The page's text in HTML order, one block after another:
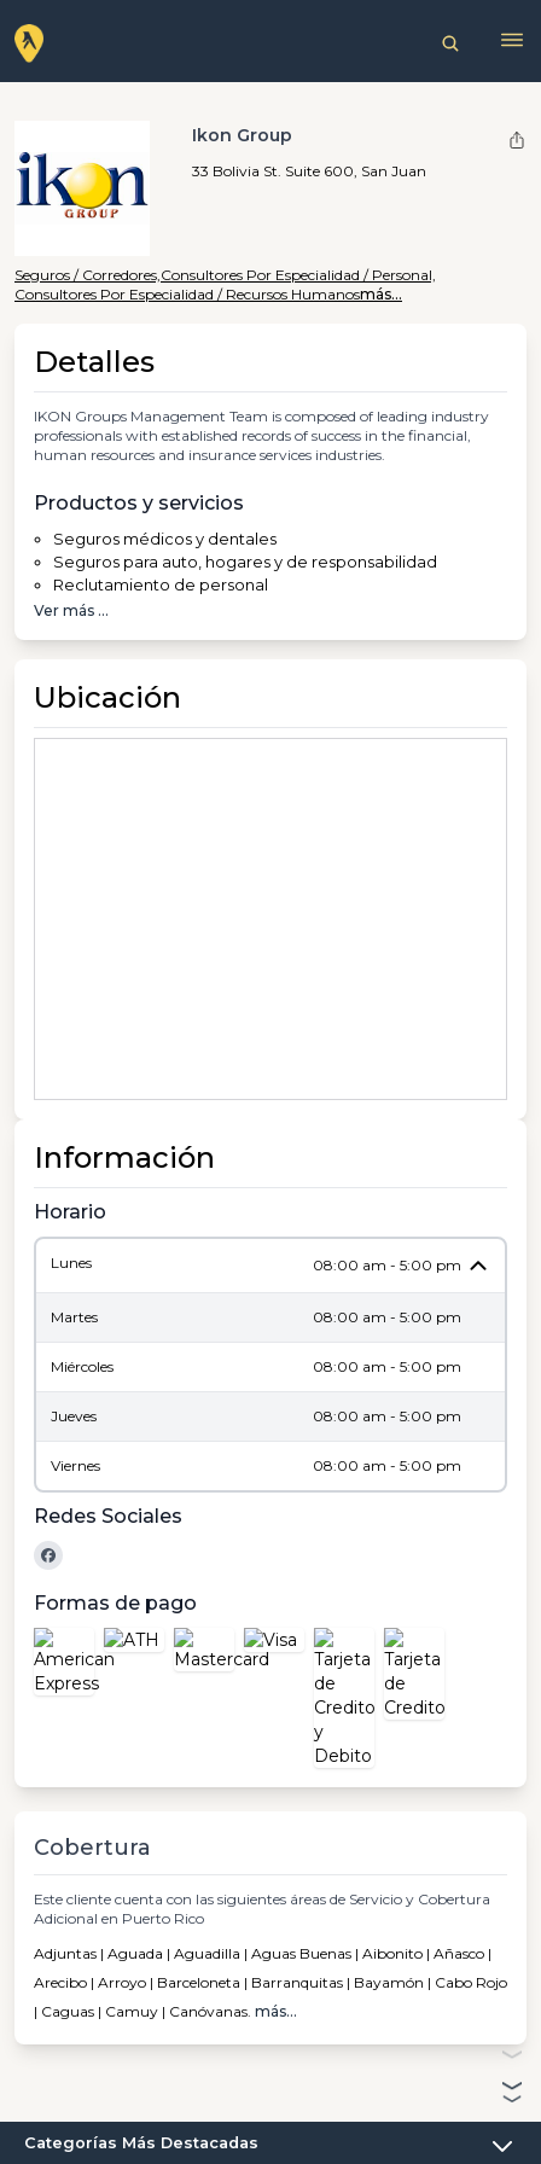
Ikon Group
33 Bolivia St. Suite 600, San Juan
Seguros / Corredores,Consultores Por Especialidad / Personal,
Consultores Por Especialidad / Recursos Humanosmás...
Detalles
IKON Groups Management Team is composed of leading industry
professionals with established records of success in the financial,
human resources and insurance services industries.
Productos y servicios
Seguros médicos y dentales
Seguros para auto, hogares y de responsabilidad
Reclutamiento de personal
Ver más ...
Ubicación
Información
Horario
Lunes 08:00 am - 5:00 pm
Martes 08:00 am - 5:00 pm
Miércoles 08:00 am - 5:00 pm
Jueves 08:00 am - 5:00 pm
Viernes 08:00 am - 5:00 pm
Redes Sociales
Formas de pago
Cobertura
Este cliente cuenta con las siguientes áreas de Servicio y Cobertura
Adicional en Puerto Rico
Adjuntas | Aguada | Aguadilla | Aguas Buenas | Aibonito | Añasco |
Arecibo | Arroyo | Barceloneta | Barranquitas | Bayamón | Cabo Rojo
| Caguas | Camuy | Canóvanas. más...
Categorías Más Destacadas